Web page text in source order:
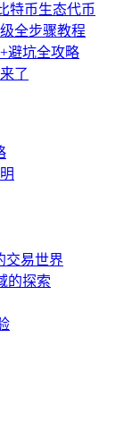
特币生态代币
全步骤教程
避坑全攻略
了
交易世界
的探索